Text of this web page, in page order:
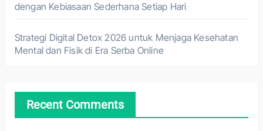
dengan Kebiasaan Sederhana Setiap Hari
Strategi Digital Detox 2026 untuk Menjaga Kesehatan
Mental dan Fisik di Era Serba Online
Recent Comments